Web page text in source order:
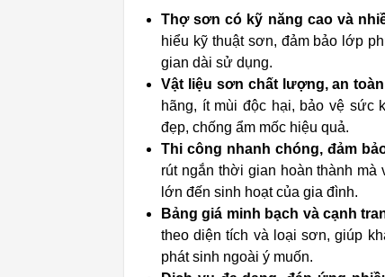
Thợ sơn có kỹ năng cao và
hiểu kỹ thuật sơn, đảm bảo lớp
gian dài sử dụng.
Vật liệu sơn chất lượng, an
hãng, ít mùi độc hại, bảo vệ sức
đẹp, chống ẩm mốc hiệu quả.
Thi công nhanh chóng, đảm
rút ngắn thời gian hoàn thành
lớn đến sinh hoạt của gia đình.
Bảng giá minh bạch và cạnh
theo diện tích và loại sơn, giúp
phát sinh ngoài ý muốn.